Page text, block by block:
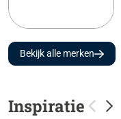
Bekijk alle merken
Inspiratie